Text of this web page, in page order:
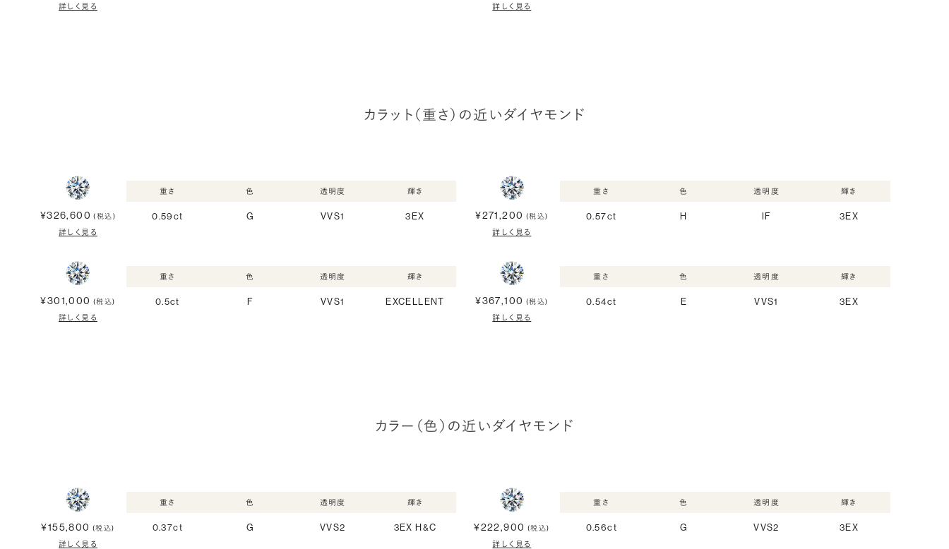
詳しく見る 詳しく見る
カラット（重さ）の近いダイヤモンド
¥326,600 (税込)
詳しく見る
重さ
0.59ct
色
G
透明度
VVS1
輝き
3EX ¥271,200 (税込)
詳しく見る
重さ
0.57ct
色
H
透明度
IF
輝き
3EX
¥301,000 (税込)
詳しく見る
重さ
0.5ct
色
F
透明度
VVS1
輝き
EXCELLENT ¥367,100 (税込)
詳しく見る
重さ
0.54ct
色
E
透明度
VVS1
輝き
3EX
カラー（色）の近いダイヤモンド
¥155,800 (税込)
詳しく見る
重さ
0.37ct
色
G
透明度
VVS2
輝き
3EX H&C ¥222,900 (税込)
詳しく見る
重さ
0.56ct
色
G
透明度
VVS2
輝き
3EX